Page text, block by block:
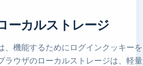
ーカルストレージ
、機能するためにログインクッキーを
ラウザのローカルストレージは、軽量